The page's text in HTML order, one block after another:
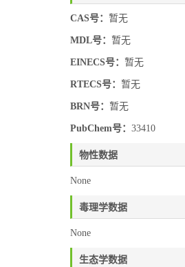
CAS号： 暂无
MDL号： 暂无
EINECS号： 暂无
RTECS号： 暂无
BRN号： 暂无
PubChem号： 33410
物性数据
None
毒理学数据
None
生态学数据